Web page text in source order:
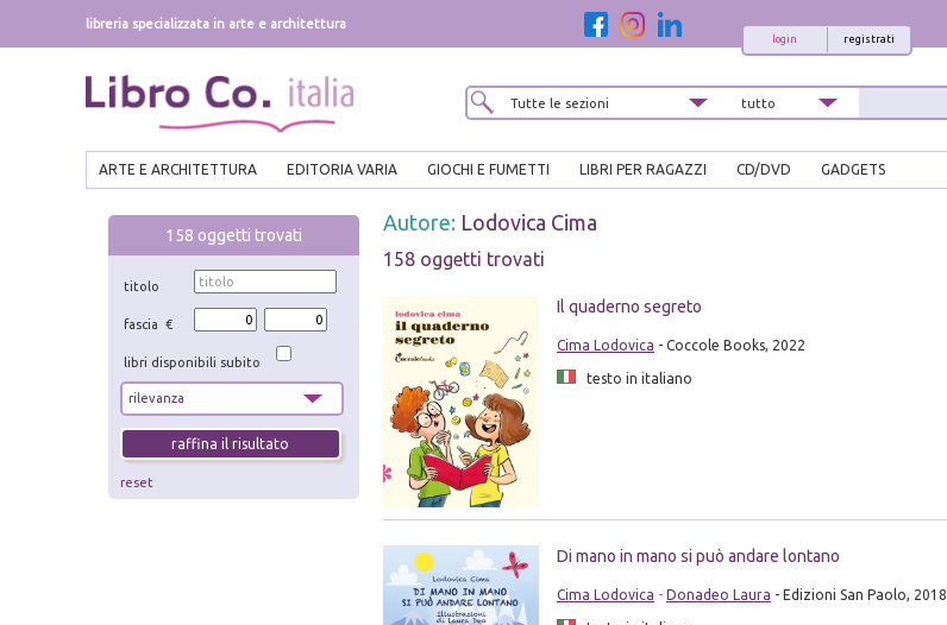
libreria specializzata in arte e architettura
registrati
login
ARTE E ARCHITETTURA EDITORIA VARIA GIOCHI E FUMETTI LIBRI PER RAGAZZI CD/DVD GADGETS
158 oggetti trovati
titolo
fascia €
libri disponibili subito
reset
Autore: Lodovica Cima
158 oggetti trovati
Il quaderno segreto
Cima Lodovica - Coccole Books, 2022
testo in italiano
Di mano in mano si può andare lontano
Cima Lodovica - Donadeo Laura - Edizioni San Paolo, 2018